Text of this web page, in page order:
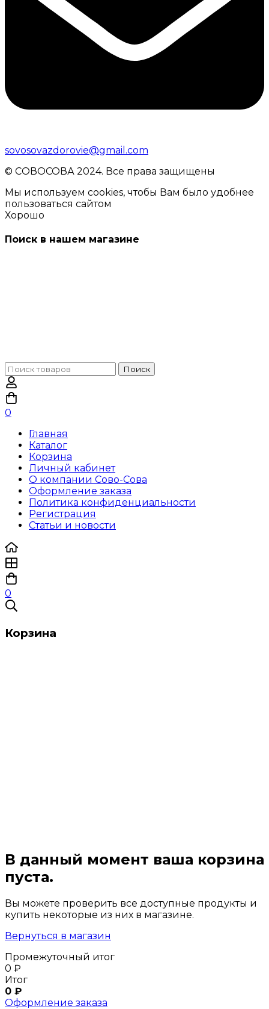
sovosovazdorovie@gmail.com
© CОВОСОВА 2024. Все права защищены
Мы используем cookies, чтобы Вам было удобнее
пользоваться сайтом
Хорошо
Поиск в нашем магазине
Поиск
по:
Поиск
0
Главная
Каталог
Корзина
Личный кабинет
О компании Сово-Сова
Оформление заказа
Политика конфиденциальности
Регистрация
Статьи и новости
0
Корзина
В данный момент ваша корзина
пуста.
Вы можете проверить все доступные продукты и
купить некоторые из них в магазине.
Вернуться в магазин
Промежуточный итог
0 ₽
Итог
0 ₽
Оформление заказа